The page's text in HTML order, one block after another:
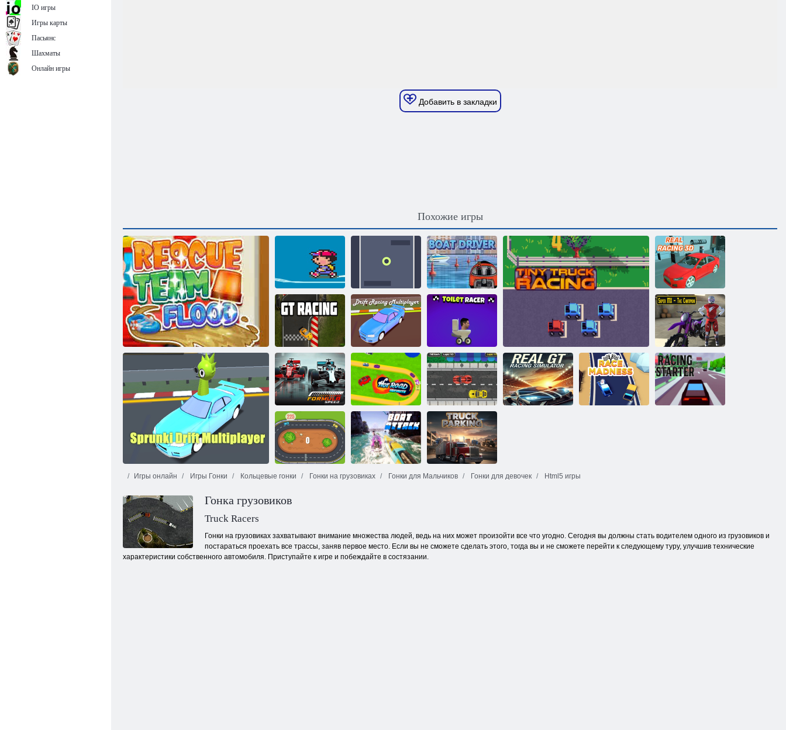
Добавить в закладки
Похожие игры
Спасательная команда: Потоп
Несс: Катание
на коньках
Гонка в туннеле Водитель лодки
Настоящие
гонки 3D
Гонки GT
Многопользовательская
дрифт-гонка
Скибиди туалет
гонщик
Супер
мотокросс
Чемпион
Формула
скорости
Горячая Дорога
в
Бесконечность
Гоночная игра
Безаварийный
Игры онлайн Игры Гонки Кольцевые гонки Гонки на грузовиках Гонки для Мальчиков Гонки для девочек Html5 игры
Гонка грузовиков
Truck Racers
Гонки на грузовиках захватывают внимание множества людей, ведь на них может произойти все что угодно. Сегодня вы должны стать водителем одного из грузовиков и
постараться проехать все трассы, заняв первое место. Если вы не сможете сделать этого, тогда вы и не сможете перейти к следующему туру, улучшив технические
характеристики собственного автомобиля. Приступайте к игре и побеждайте в состязании.
IO игры
Игры карты
Пасьянс
Шахматы
Онлайн игры